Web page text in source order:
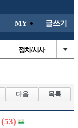
MY 글쓰기
정치/시사
국내축구
다음 목록
(53)